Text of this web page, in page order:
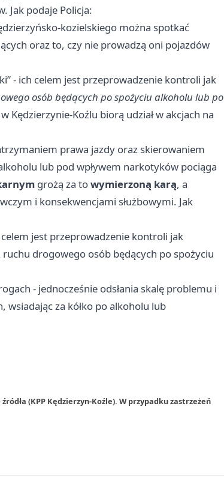
Jak podaje Policja:
kozielskiego można spotkać
oraz to, czy nie prowadzą oni pojazdów
- ich celem jest przeprowadzenie kontroli jak
osób będących po spożyciu alkoholu lub po
Kędzierzynie-Koźlu biorą udział w akcjach na
prawa jazdy oraz skierowaniem
lub pod wpływem narkotyków pociąga
grożą za towymierzoną karą, a
i konsekwencjami służbowymi. Jak
jest przeprowadzenie kontroli jak
drogowego osób będących po spożyciu
- jednocześnie odsłania skalę problemu i
wsiadając za kółko po alkoholu lub
(KPP Kędzierzyn-Koźle). W przypadku zastrzeżeń